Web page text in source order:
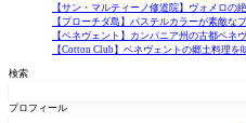
【サン・マルティーノ修道院】ヴォメロの
【プローチダ島】パステルカラーが素敵な
【ベネヴェント】カンパニア州の古都ベネ
【Cotton Club】ベネヴェントの郷土料理
検索
プロフィール